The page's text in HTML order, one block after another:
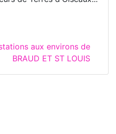
aux environs de
BRAUD ET ST LOUIS